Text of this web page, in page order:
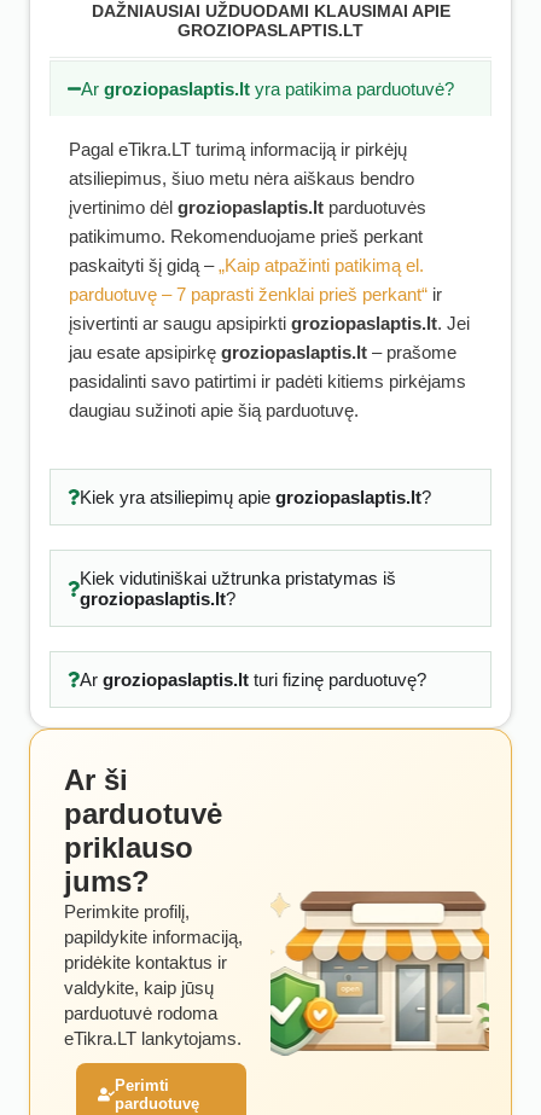
DAŽNIAUSIAI UŽDUODAMI KLAUSIMAI APIE
GROZIOPASLAPTIS.LT
Argroziopaslaptis.lt yra patikima parduotuvė?
Pagal eTikra.LT turimą informaciją ir pirkėjų
atsiliepimus, šiuo metu nėra aiškaus bendro
įvertinimo dėl groziopaslaptis.lt parduotuvės
patikimumo. Rekomenduojame prieš perkant
paskaityti šį gidą –„Kaip atpažinti patikimą el.
parduotuvę – 7 paprasti ženklai prieš perkant“ ir
įsivertinti ar saugu apsipirkti groziopaslaptis.lt. Jei
jau esate apsipirkę groziopaslaptis.lt – prašome
pasidalinti savo patirtimi ir padėti kitiems pirkėjams
daugiau sužinoti apie šią parduotuvę.
Kiek yra atsiliepimų apie groziopaslaptis.lt?
Kiek vidutiniškai užtrunka pristatymas iš
groziopaslaptis.lt?
Ar groziopaslaptis.ltturi fizinę parduotuvę?
Ar ši
parduotuvė
priklauso
jums?
Perimkite profilį,
papildykite informaciją,
pridėkite kontaktus ir
valdykite, kaip jūsų
parduotuvė rodoma
eTikra.LT lankytojams.
Perimti
parduotuvę